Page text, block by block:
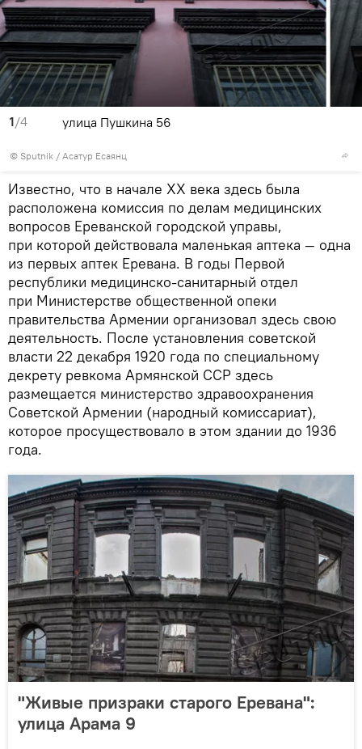
1/4
© Sputnik / Асатур Есаянц
улица Пушкина 56
Известно, что в начале XX века здесь была
расположена комиссия по делам медицинских
вопросов Ереванской городской управы,
при которой действовала маленькая аптека — одна
из первых аптек Еревана. В годы Первой
республики медицинско-санитарный отдел
при Министерстве общественной опеки
правительства Армении организовал здесь свою
деятельность. После установления советской
власти 22 декабря 1920 года по специальному
декрету ревкома Армянской ССР здесь
размещается министерство здравоохранения
Советской Армении (народный комиссариат),
которое просуществовало в этом здании до 1936
года.
"Живые призраки старого Еревана":
улица Арама 9